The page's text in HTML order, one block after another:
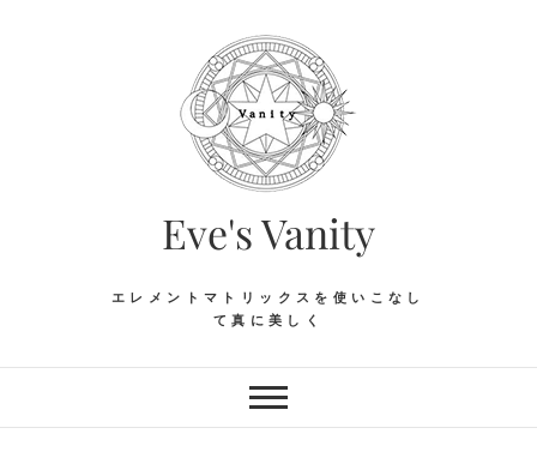
Eve's Vanity
エレメントマトリックスを使いこなし
て真に美しく